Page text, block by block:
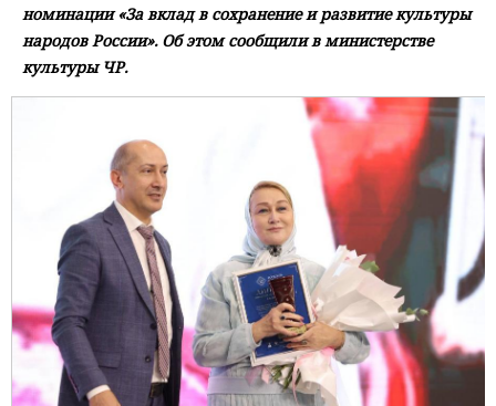
номинации «За вклад в сохранение и развитие культуры
народов России». Об этом сообщили в министерстве
культуры ЧР.